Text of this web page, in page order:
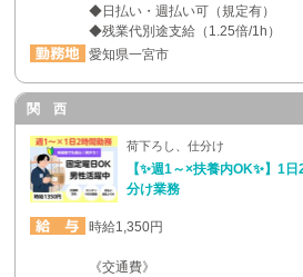
◆日払い・週払い可（規定有）
◆残業代別途支給（1.25倍/1h）
愛知県一宮市
関 西
荷下ろし、仕分け
【✨週1～×扶養内OK✨】1
分け業務
時給1,350円
《交通費》